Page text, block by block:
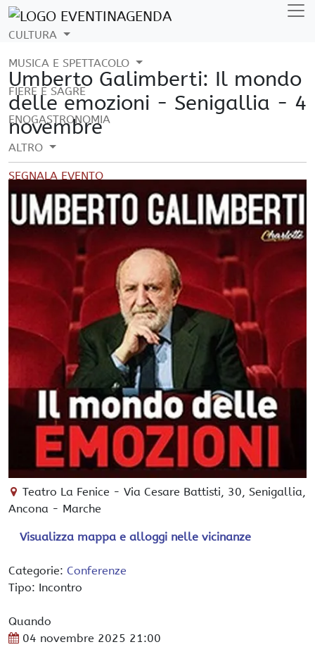
CULTURA
MUSICA E SPETTACOLO
FIERE E SAGRE
ENOGASTRONOMIA
ALTRO
SEGNALA EVENTO
Umberto Galimberti: Il mondo
delle emozioni - Senigallia - 4
novembre
Teatro La Fenice -Via Cesare Battisti, 30,Senigallia,
Ancona - Marche
Visualizza mappa e alloggi nelle vicinanze
Categorie: Conferenze
Tipo: Incontro
Quando
04 novembre 2025 21:00